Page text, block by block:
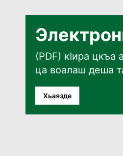
(PDF) кӀира цкъа
ца воалаш деша
Хьаязде